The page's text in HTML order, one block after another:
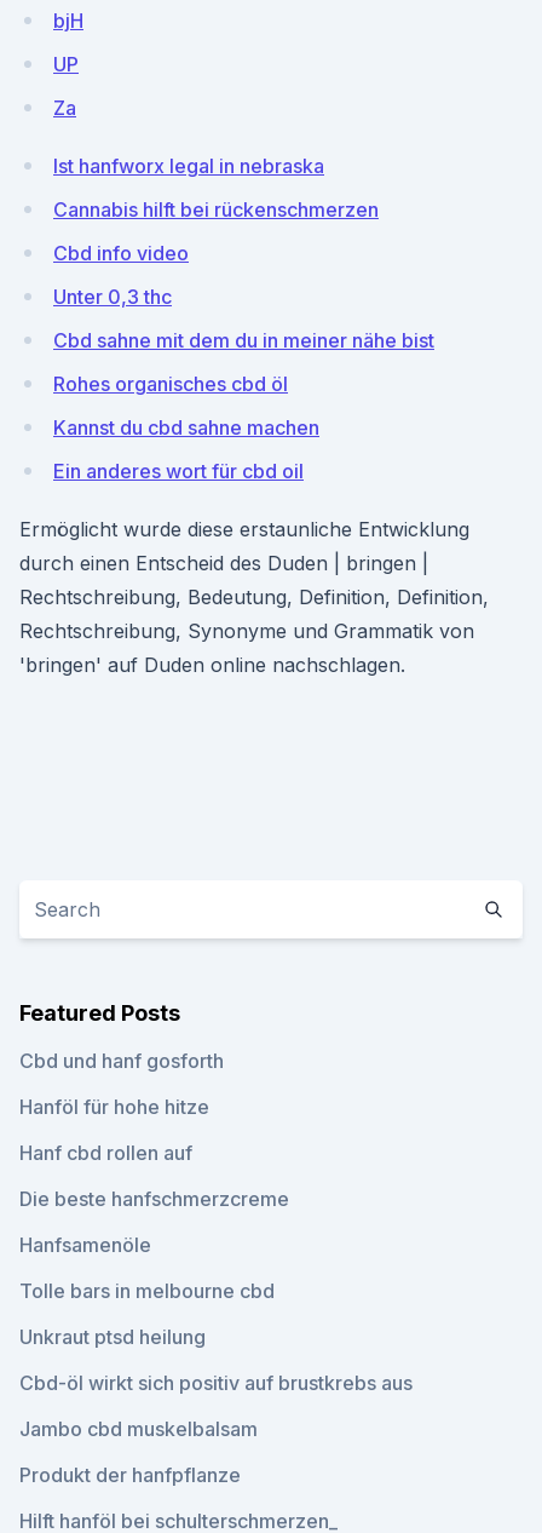
bjH
UP
Za
Ist hanfworx legal in nebraska
Cannabis hilft bei rückenschmerzen
Cbd info video
Unter 0,3 thc
Cbd sahne mit dem du in meiner nähe bist
Rohes organisches cbd öl
Kannst du cbd sahne machen
Ein anderes wort für cbd oil
Ermöglicht wurde diese erstaunliche Entwicklung
durch einen Entscheid des Duden | bringen |
Rechtschreibung, Bedeutung, Definition, Definition,
Rechtschreibung, Synonyme und Grammatik von
'bringen' auf Duden online nachschlagen.
Featured Posts
Cbd und hanf gosforth
Hanföl für hohe hitze
Hanf cbd rollen auf
Die beste hanfschmerzcreme
Hanfsamenöle
Tolle bars in melbourne cbd
Unkraut ptsd heilung
Cbd-öl wirkt sich positiv auf brustkrebs aus
Jambo cbd muskelbalsam
Produkt der hanfpflanze
Hilft hanföl bei schulterschmerzen_